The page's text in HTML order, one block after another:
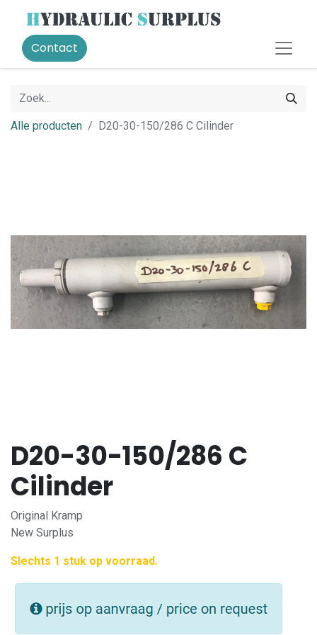
Contact
Alle producten D20-30-150/286 C Cilinder
D20-30-150/286 C
Cilinder
Original Kramp
New Surplus
Slechts 1 stuk op voorraad.